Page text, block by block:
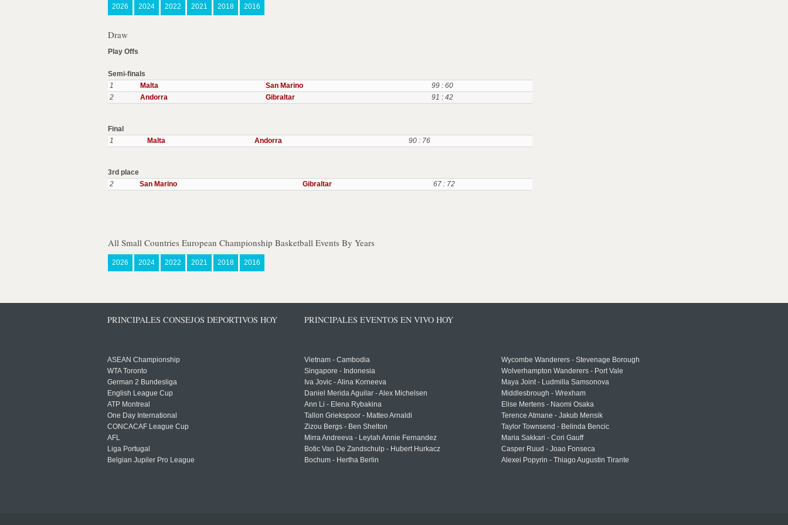
2026 2024 2022 2021 2018 2016
Draw
Play Offs
Semi-finals
1
Malta San Marino
99 : 60
2
Andorra Gibraltar 91 : 42
Final
1
Malta Andorra 90 : 76
3rd place
2
San Marino Gibraltar 67 : 72
All Small Countries European Championship Basketball Events By Years
2026 2024 2022 2021 2018 2016
PRINCIPALES CONSEJOS DEPORTIVOS HOY
ASEAN Championship
WTA Toronto
German 2 Bundesliga
English League Cup
ATP Montreal
One Day International
CONCACAF League Cup
AFL
Liga Portugal
Belgian Jupiler Pro League
PRINCIPALES EVENTOS EN VIVO HOY
Vietnam - Cambodia
Singapore - Indonesia
Iva Jovic - Alina Korneeva
Daniel Merida Aguilar - Alex Michelsen
Ann Li - Elena Rybakina
Tallon Griekspoor - Matteo Arnaldi
Zizou Bergs - Ben Shelton
Mirra Andreeva - Leylah Annie Fernandez
Botic Van De Zandschulp - Hubert Hurkacz
Bochum - Hertha Berlin
Wycombe Wanderers - Stevenage Borough
Wolverhampton Wanderers - Port Vale
Maya Joint - Ludmilla Samsonova
Middlesbrough - Wrexham
Elise Mertens - Naomi Osaka
Terence Atmane - Jakub Mensik
Taylor Townsend - Belinda Bencic
Maria Sakkari - Cori Gauff
Casper Ruud - Joao Fonseca
Alexei Popyrin - Thiago Augustin Tirante